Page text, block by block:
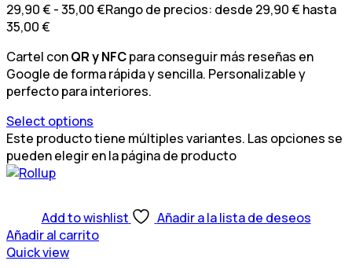
29,90€ -35,00€Rango de precios: desde 29,90 € hasta
35,00 €
Cartel conQR y NFCpara conseguir más reseñas en
Google de forma rápida y sencilla. Personalizable y
perfecto para interiores.
Select options
Este producto tiene múltiples variantes. Las opciones se
pueden elegir en la página de producto
Add to wishlist
Añadir a la lista de deseos
Añadir al carrito
Quick view